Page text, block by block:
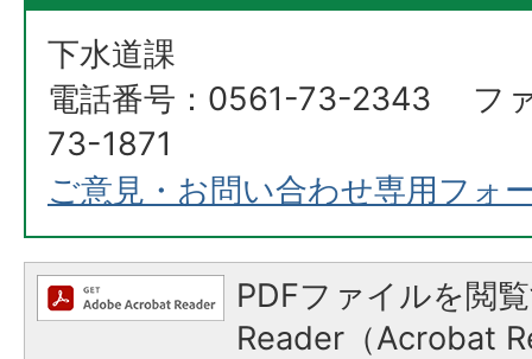
下水道課
電話番号：0561-73-2343 フ
73-1871
ご意見・お問い合わせ専用フォ
PDFファイルを閲
Reader（Acrobat